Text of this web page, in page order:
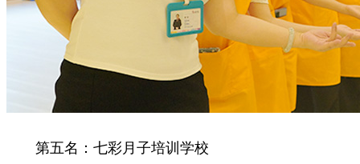
第五名：七彩月子培训学校